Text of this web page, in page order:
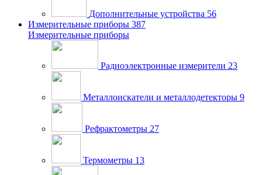
Дополнительные устройства 56
Измерительные приборы 387
Измерительные приборы
Радиоэлектронные измерители 23
Металлоискатели и металлодетекторы 9
Рефрактометры 27
Термометры 13